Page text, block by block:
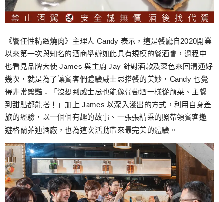
《饗任性精緻燒肉》主理人 Candy 表示，這是餐廳自2020開業
以來第一次與知名的酒商舉辦如此具有規模的餐酒會，過程中
也看見品牌大使 James 與主廚 Jay 針對酒款及菜色來回溝通好
幾次，就是為了讓賓客們體驗威士忌搭餐的美妙，Candy 也覺
得非常驚豔：「沒想到威士忌也能像葡萄酒一樣從前菜、主餐
到甜點都能搭！」加上 James 以深入淺出的方式，利用自身差
旅的經驗，以一個個有趣的故事、一張張精采的照帶領賓客遨
遊格蘭菲迪酒廠，也為這次活動帶來最完美的體驗。